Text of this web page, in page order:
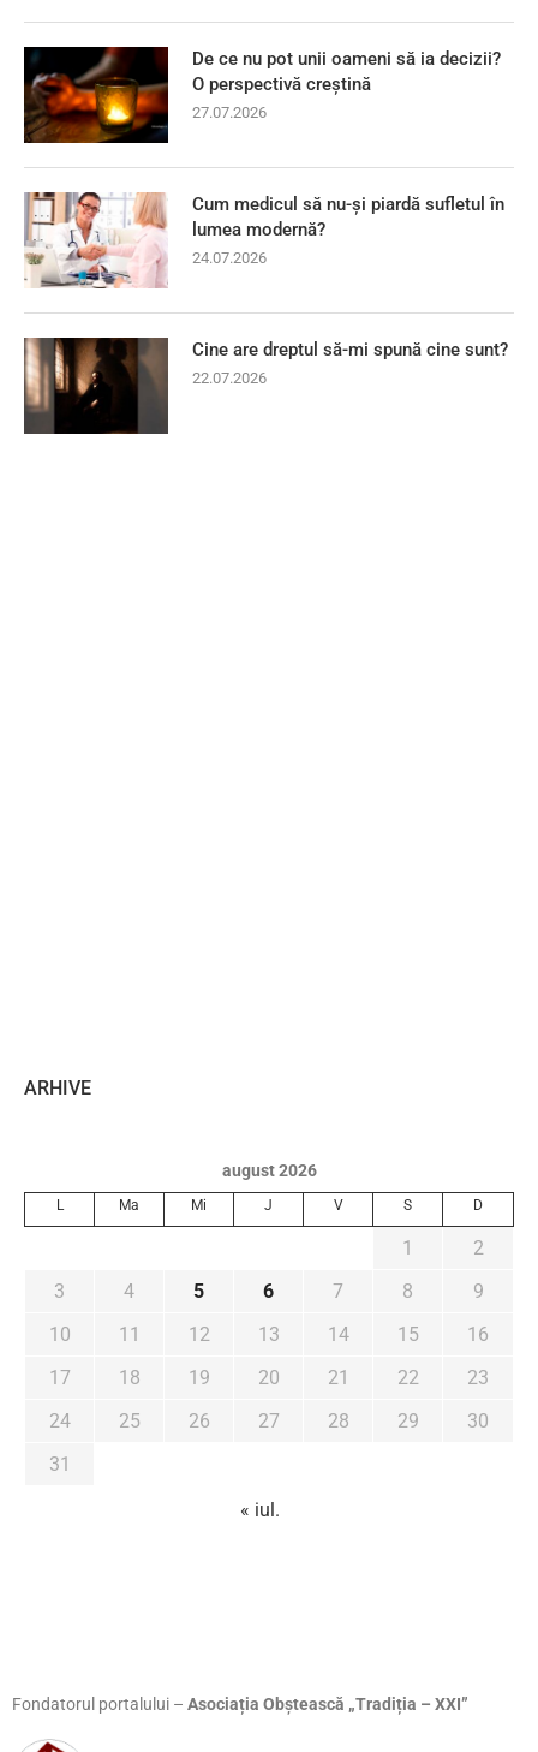
De ce nu pot unii oameni să ia decizii?
O perspectivă creștină
27.07.2026
Cum medicul să nu-și piardă sufletul în
lumea modernă?
24.07.2026
Cine are dreptul să-mi spună cine sunt?
22.07.2026
ARHIVE
august 2026
L Ma Mi J V S D
1
2
3
4 5 6 7 8
9
10
11 12 13 14 15
16
17
18 19 20 21 22
23
24
25 26 27 28 29
30
31
« iul.
Fondatorul portalului – Asociația Obștească „Tradiția – XXI”